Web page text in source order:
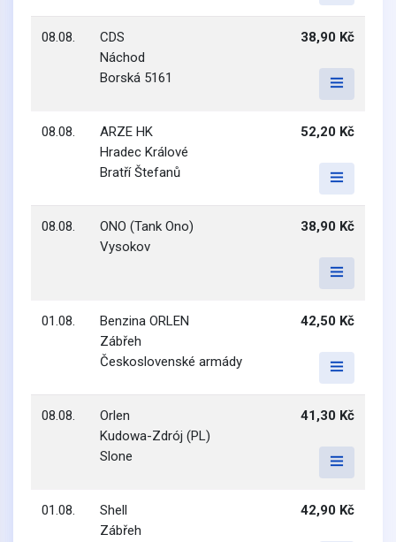
08.08.
CDS
Náchod
Borská 5161
38,90 Kč
08.08.
ARZE HK
Hradec Králové
Bratří Štefanů
52,20 Kč
08.08.
ONO (Tank Ono)
Vysokov
38,90 Kč
01.08.
Benzina ORLEN
Zábřeh
Československé armády
42,50 Kč
08.08.
Orlen
Kudowa-Zdrój (PL)
Slone
41,30 Kč
01.08.
Shell
Zábřeh
42,90 Kč